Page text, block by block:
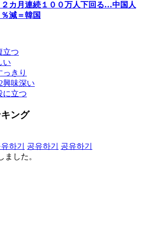
カ月連続１００万人下回る…中国人
減＝韓国
立つ
い
っきり
興味深い
に立つ
ング
하기 공유하기
공유하기
ました。